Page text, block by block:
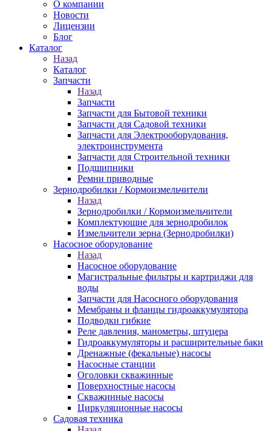
О компании
Новости
Лицензии
Блог
Каталог
Назад
Каталог
Запчасти
Назад
Запчасти
Запчасти для Бытовой техники
Запчасти для Садовой техники
Запчасти для Электрооборудования,
электроинструмента
Запчасти для Строительной техники
Подшипники
Ремни приводные
Зернодробилки / Кормоизмельчители
Назад
Зернодробилки / Кормоизмельчители
Комплектующие для зернодробилок
Измельчители зерна (Зернодробилки)
Насосное оборудование
Назад
Насосное оборудование
Магистральные фильтры и картриджи для
воды
Запчасти для Насосного оборудования
Мембраны и фланцы гидроаккумулятора
Подводки гибкие
Реле давления, манометры, штуцера
Гидроаккумуляторы и расширительные баки
Дренажные (фекальные) насосы
Насосные станции
Оголовки скважинные
Поверхностные насосы
Скважинные насосы
Циркуляционные насосы
Садовая техника